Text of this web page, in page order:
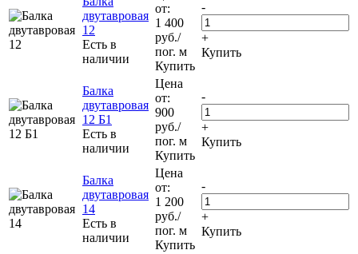
двутавровая
12
Есть в
наличии
от:
1 400
руб./
пог. м
Купить
-
+
Купить
Балка
двутавровая
12 Б1
Есть в
наличии
Цена
от:
900
руб./
пог. м
Купить
-
+
Купить
Балка
двутавровая
14
Есть в
наличии
Цена
от:
1 200
руб./
пог. м
Купить
-
+
Купить